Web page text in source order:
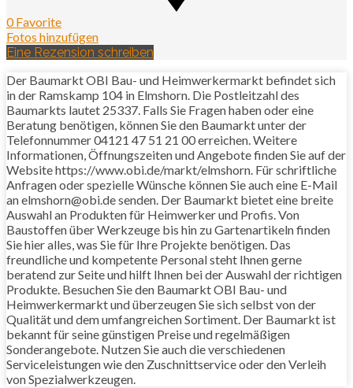
0 Favorite
Fotos hinzufügen
Eine Rezension schreiben
Der Baumarkt OBI Bau- und Heimwerkermarkt befindet sich
in der Ramskamp 104 in Elmshorn. Die Postleitzahl des
Baumarkts lautet 25337. Falls Sie Fragen haben oder eine
Beratung benötigen, können Sie den Baumarkt unter der
Telefonnummer 04121 47 51 21 00 erreichen. Weitere
Informationen, Öffnungszeiten und Angebote finden Sie auf der
Website https://www.obi.de/markt/elmshorn. Für schriftliche
Anfragen oder spezielle Wünsche können Sie auch eine E-Mail
an elmshorn@obi.de senden. Der Baumarkt bietet eine breite
Auswahl an Produkten für Heimwerker und Profis. Von
Baustoffen über Werkzeuge bis hin zu Gartenartikeln finden
Sie hier alles, was Sie für Ihre Projekte benötigen. Das
freundliche und kompetente Personal steht Ihnen gerne
beratend zur Seite und hilft Ihnen bei der Auswahl der richtigen
Produkte. Besuchen Sie den Baumarkt OBI Bau- und
Heimwerkermarkt und überzeugen Sie sich selbst von der
Qualität und dem umfangreichen Sortiment. Der Baumarkt ist
bekannt für seine günstigen Preise und regelmäßigen
Sonderangebote. Nutzen Sie auch die verschiedenen
Serviceleistungen wie den Zuschnittservice oder den Verleih
von Spezialwerkzeugen.